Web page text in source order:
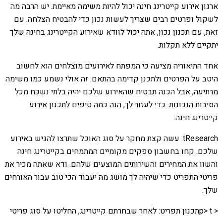
ארגון אירוע קייטרינג חינה יכול להיות משימה מאיימת. יש הרבה מה
לשקול ופרטים רבים שצריך לעשות נכון כדי להבטיח הצלחה. עם
זאת, עם תכנון נכון, אתה יכול לוודא שאירוע הקייטרינג בחינה שלך
יתקיים ללא תקלות.
אחד התיאוריה מציעה כי המפתח לאירועים מוצלחים הוא לחשוב
היטב על הפרטים ולתכנן קדימה בהתאם. זה אולי נשמע כמו משימה
מרתיעה, אבל הכנה תבטיח שהאירוע שלכם יהיה בלתי נשכח מכל
הסיבות הנכונות. כדי לעזור לך, הנה כמה טיפים לתכנון אירוע
קייטרינג חינה:
tResearch: עשה קצת מחקר על סוג האוכל שתרצו להגיש באירוע
שלכם. קחו בחשבון ספקים מקומיים המתמחים בקייטרינג חינה
והשוו את המחירים והשירותים המוצעים שלהם. ודא שאתה מכיר את
פריטי התפריט כדי שיהיה לך מושג מה יעבוד הכי טוב עבור האורחים
שלך.
< p> tתכנון תפריט: לאחר שבחרתם קייטרינג, החליטו על סוג פריטי